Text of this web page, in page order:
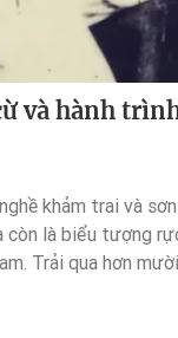
và hành
khảm trai và sơn
còn là biểu tượng
Trải qua hơn mười